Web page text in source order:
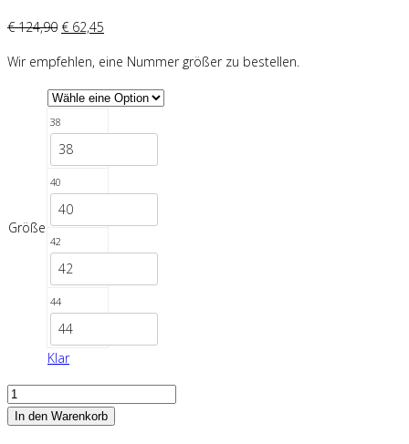
€124,90 € 62,45
Wir empfehlen, eine Nummer größer zu bestellen.
Größe
38
38
40
40
42
42
44
44
Klar
Funkelnde
Schönheit
In den Warenkorb